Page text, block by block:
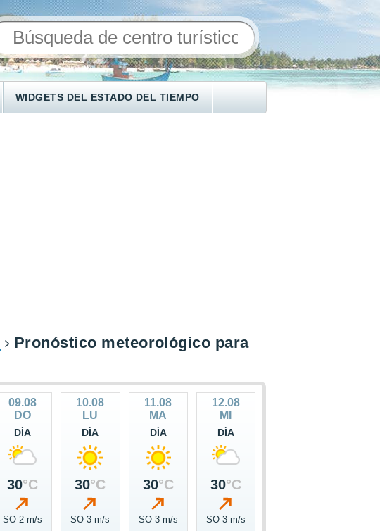
WIDGETS DEL ESTADO DEL TIEMPO
Pronóstico meteorológico para
09.08
DO
DÍA
30°C
SO 2 m/s
10.08
LU
DÍA
30°C
SO 3 m/s
11.08
MA
DÍA
30°C
SO 3 m/s
12.08
MI
DÍA
30°C
SO 3 m/s